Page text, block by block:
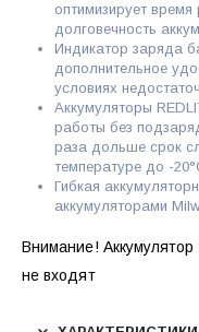
оптимизирует
долговечность
Индикатор заряда
дополнительное
условиях
Аккумуляторы
работы без
раза дольше срок
температуре до -
Гибкая
аккумуляторами
Внимание! Аккумулятор
не входят